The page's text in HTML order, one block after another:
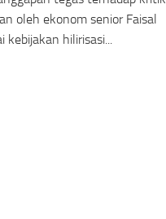
oleh ekonom senior Faisal
kebijakan hilirisasi...